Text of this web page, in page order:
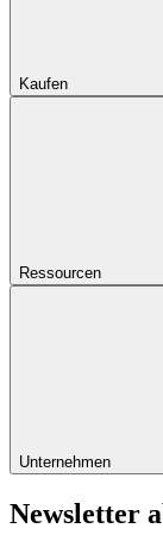
Kaufen
Ressourcen
Unternehmen
Newsletter